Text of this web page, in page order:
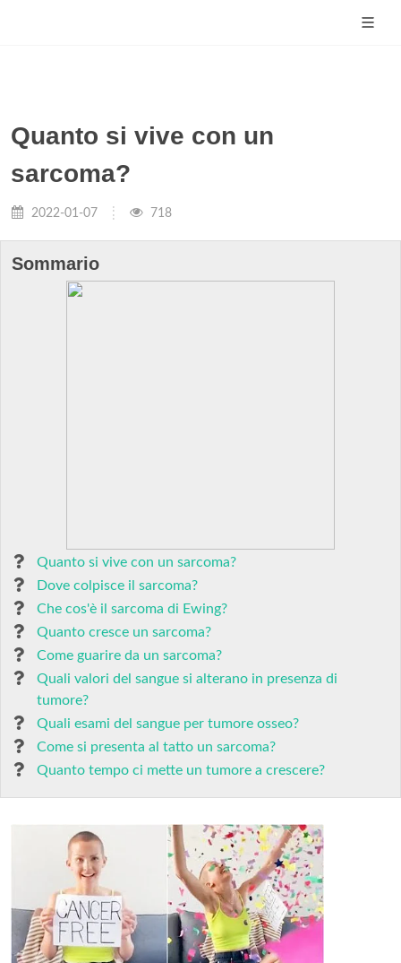
Quanto si vive con un
sarcoma?
2022-01-07 718
Sommario
Quanto si vive con un sarcoma?
Dove colpisce il sarcoma?
Che cos'è il sarcoma di Ewing?
Quanto cresce un sarcoma?
Come guarire da un sarcoma?
Quali valori del sangue si alterano in presenza di
tumore?
Quali esami del sangue per tumore osseo?
Come si presenta al tatto un sarcoma?
Quanto tempo ci mette un tumore a crescere?